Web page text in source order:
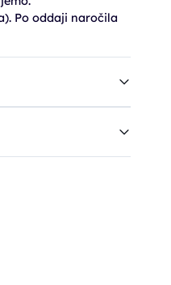
Po oddaji naročila